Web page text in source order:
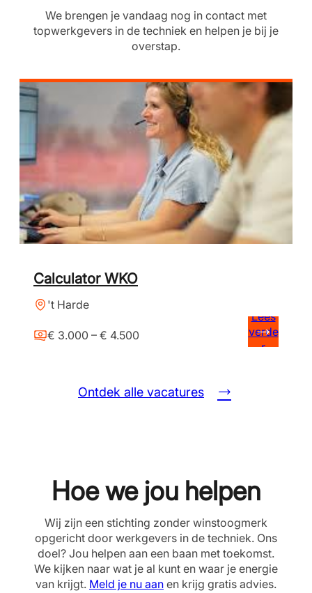
We brengen je vandaag nog in contact met
topwerkgevers in de techniek en helpen je bij je
overstap.
Calculator WKO
't Harde
€ 3.000 – € 4.500
Lees
verde
r
Ontdek alle vacatures
Hoe we jou helpen
Wij zijn een stichting zonder winstoogmerk
opgericht door werkgevers in de techniek. Ons
doel? Jou helpen aan een baan met toekomst.
We kijken naar wat je al kunt en waar je energie
van krijgt. Meld je nu aan en krijg gratis advies.